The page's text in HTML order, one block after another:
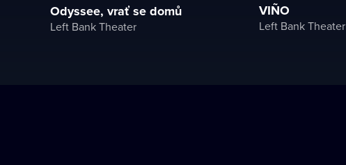
Odyssee, vrať se domů
Left Bank Theater
VIÑO
Left Bank Theater